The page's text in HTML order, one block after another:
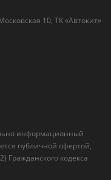
10, ТК «Автокит»
информационный
публичной офертой,
Гражданского кодекса